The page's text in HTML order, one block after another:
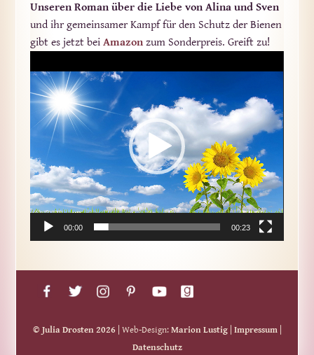
Unseren Roman über die Liebe von Alina und Sven
und ihr gemeinsamer Kampf für den Schutz der Bienen
gibt es jetzt beiAmazon zum Sonderpreis. Greift zu!
Player
00:00 00:23
© Julia Drosten 2026 | Web-Design: Marion Lustig| Impressum|
Datenschutz